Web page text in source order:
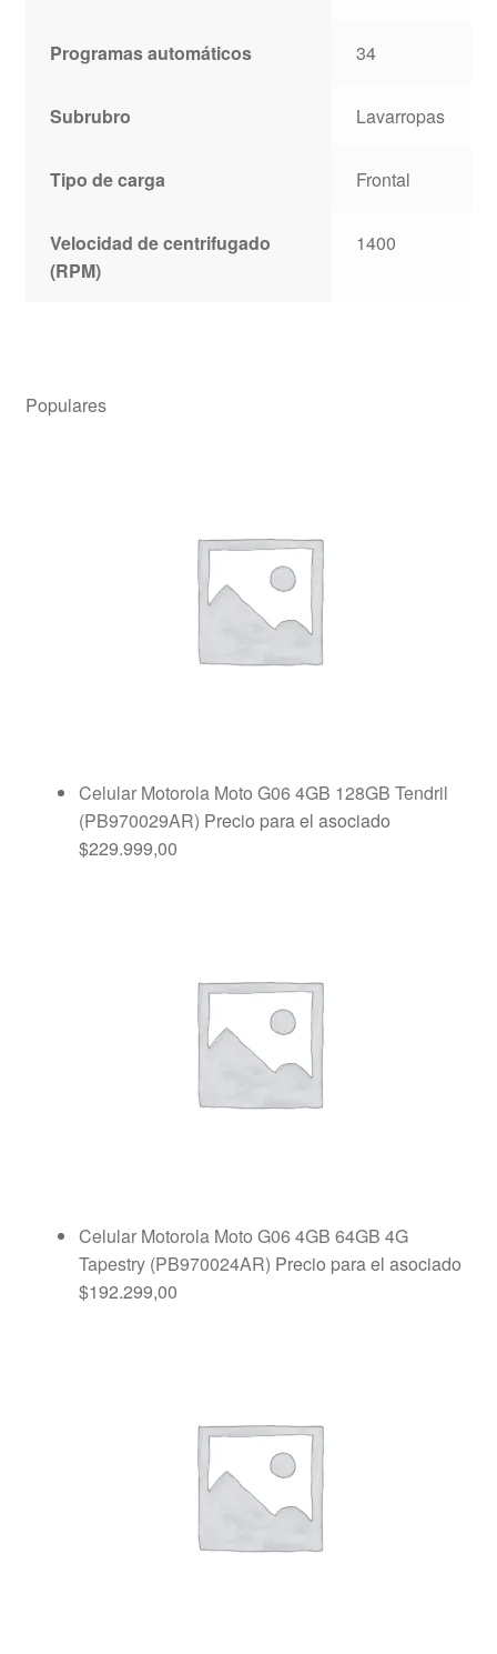
Programas automáticos 34
Subrubro Lavarropas
Tipo de carga Frontal
Velocidad de centrifugado
(RPM)
1400
Populares
Celular Motorola Moto G06 4GB 128GB Tendril
(PB970029AR) Precio para el asociado
$229.999,00
Celular Motorola Moto G06 4GB 64GB 4G
Tapestry (PB970024AR) Precio para el asociado
$192.299,00